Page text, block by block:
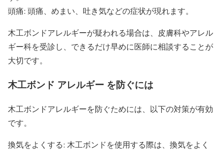
頭痛: 頭痛、めまい、吐き気などの症状が現れます。
木工ボンドアレルギーが疑われる場合は、皮膚科やアレル
ギー科を受診し、できるだけ早めに医師に相談することが
大切です。
木工ボンド アレルギー を防ぐには
木工ボンドアレルギーを防ぐためには、以下の対策が有効
です。
換気をよくする: 木工ボンドを使用する際は、換気をよく